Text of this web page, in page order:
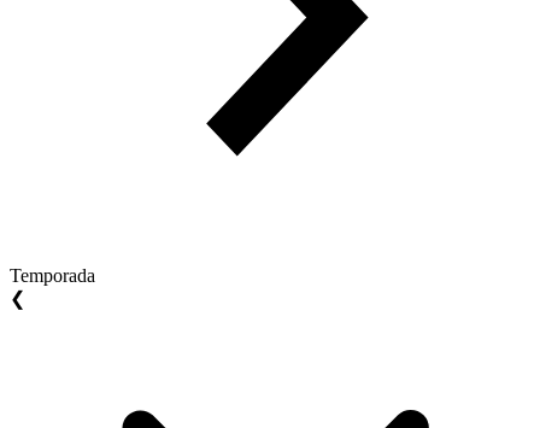
Temporada
❮